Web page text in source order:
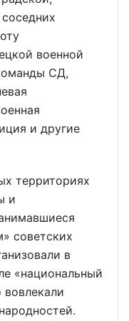
военной
СД,
и другие
территориях
и
советских
в
«национальный
вовлекали